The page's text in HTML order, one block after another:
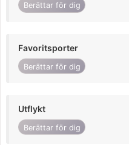
Berättar för dig
Favoritsporter
Berättar för dig
Utflykt
Berättar för dig